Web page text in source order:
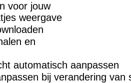
voor jouw
weergave
en
automatisch aanpassen
bij verandering van